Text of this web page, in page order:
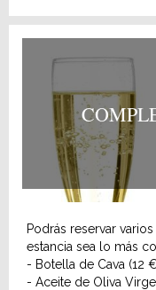
balneario urbano
Precio de
Consulta
Aviso importante: se
del masaje.
Podrás reservar
estancia sea lo más
- Botella de Cava (12
- Aceite de Oliva